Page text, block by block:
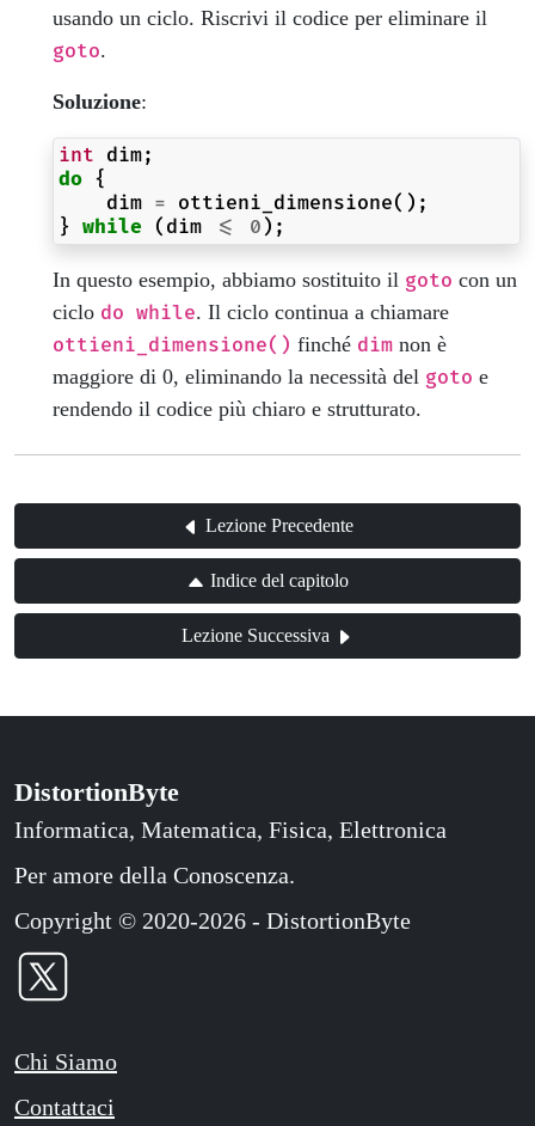
usando un ciclo. Riscrivi il codice per eliminare il
goto.
Soluzione:
int dim;
do {
dim = ottieni_dimensione();
} while ( dim <= 0 );
In questo esempio, abbiamo sostituito il goto con un
ciclo do while. Il ciclo continua a chiamare
ottieni_dimensione() finché dim non è
maggiore di 0, eliminando la necessità del goto e
rendendo il codice più chiaro e strutturato.
Lezione Precedente
Indice del capitolo
Lezione Successiva
DistortionByte
Informatica, Matematica, Fisica, Elettronica
Per amore della Conoscenza.
Copyright © 2020-2026 - DistortionByte
Chi Siamo
Contattaci